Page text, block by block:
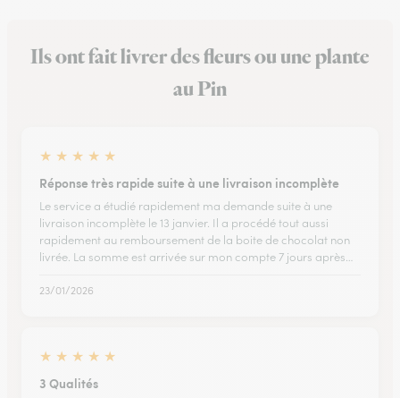
Ils ont fait livrer des fleurs ou une plante
au Pin
★ ★ ★ ★ ★
Réponse très rapide suite à une livraison incomplète
Le service a étudié rapidement ma demande suite à une
livraison incomplète le 13 janvier. Il a procédé tout aussi
rapidement au remboursement de la boite de chocolat non
livrée. La somme est arrivée sur mon compte 7 jours après…
23/01/2026
★ ★ ★ ★ ★
3 Qualités